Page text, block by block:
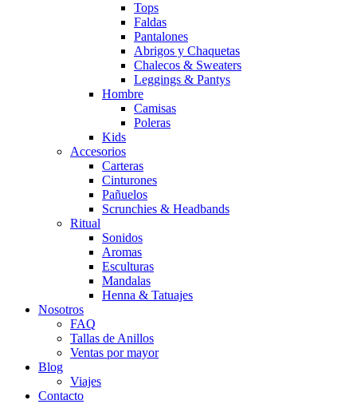
Tops
Faldas
Pantalones
Abrigos y Chaquetas
Chalecos & Sweaters
Leggings & Pantys
Hombre
Camisas
Poleras
Kids
Accesorios
Carteras
Cinturones
Pañuelos
Scrunchies & Headbands
Ritual
Sonidos
Aromas
Esculturas
Mandalas
Henna & Tatuajes
Nosotros
FAQ
Tallas de Anillos
Ventas por mayor
Blog
Viajes
Contacto